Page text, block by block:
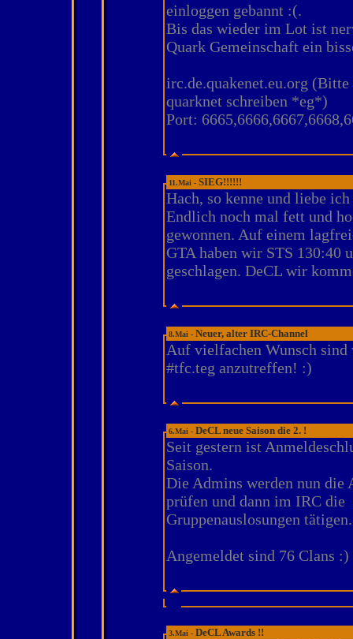
einloggen gebannt :(.
Bis das wieder im Lot ist
Quark Gemeinschaft ein
irc.de.quakenet.eu.org
quarknet schreiben *eg*)
Port:
11.Mai - SIEG!!!!!!
Hach, so kenne und liebe
Endlich noch mal fett und
gewonnen. Auf einem
GTA haben wir STS 130:40
geschlagen. DeCL wir
8.Mai - Neuer, alter IRC-Channel
Auf vielfachen Wunsch
#tfc.teg anzutreffen! :)
6.Mai - DeCL neue Saison die 2. !
Seit gestern ist
Saison.
Die Admins werden nun die
prüfen und dann im IRC die
Gruppenauslosungen tätigen.
Angemeldet sind 76 Clans :)
3.Mai - DeCL Awards !!